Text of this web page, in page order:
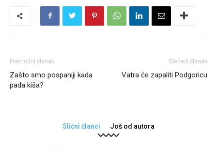
Prethodni članak
Zašto smo pospaniji kada
pada kiša?
Sledeći članak
Vatra će zapaliti Podgoricu
Slični članci Još od autora